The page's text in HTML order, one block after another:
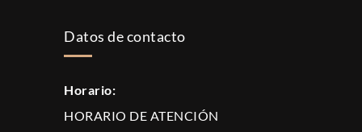
Datos de contacto
Horario:
HORARIO DE ATENCIÓN